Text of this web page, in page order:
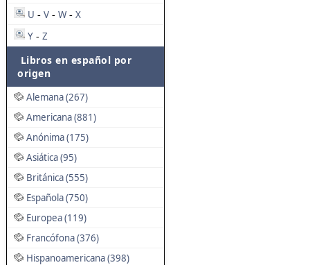
U - V - W - X
Y - Z
Libros en español por
origen
Alemana (267)
Americana (881)
Anónima (175)
Asiática (95)
Británica (555)
Española (750)
Europea (119)
Francófona (376)
Hispanoamericana (398)